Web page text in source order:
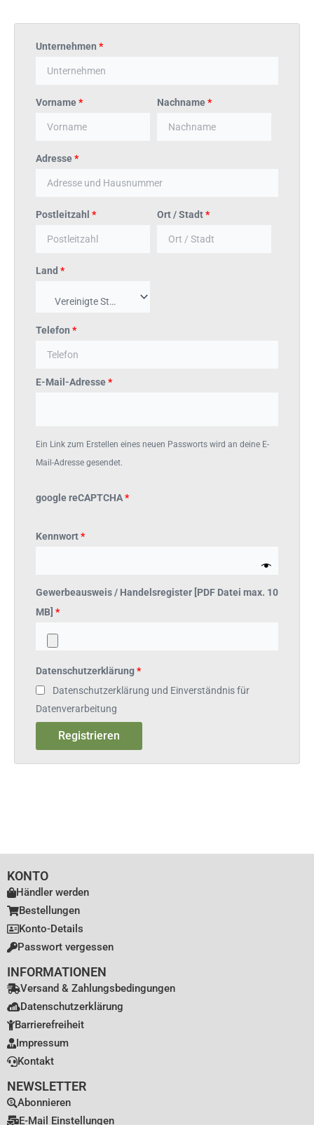
Unternehmen *
Vorname* Nachname*
Adresse*
Postleitzahl * Ort / Stadt*
Land *
Vereinigte Staaten von Amerika (USA)
Telefon *
E-Mail-Adresse*
Ein Link zum Erstellen eines neuen Passworts wird an deine E-
Mail-Adresse gesendet.
google reCAPTCHA*
Kennwort*
Gewerbeausweis / Handelsregister [PDF Datei max. 10
MB] *
Datenschutzerklärung*
Datenschutzerklärung und Einverständnis für
Datenverarbeitung
Registrieren
KONTO
Händler werden
Bestellungen
Konto-Details
Passwort vergessen
INFORMATIONEN
Versand & Zahlungsbedingungen
Datenschutzerklärung
Barrierefreiheit
Impressum
Kontakt
NEWSLETTER
Abonnieren
E-Mail Einstellungen